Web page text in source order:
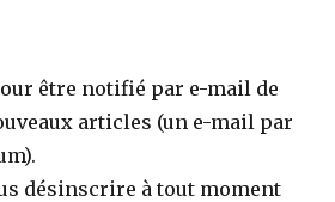
être notifié par e-mail de
articles (un e-mail par
désinscrire à tout moment